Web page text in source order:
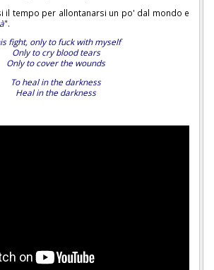
il tempo per allontanarsi un po' dal mondo e
".
fight, only to fuck with myself
Only to cry blood tears
Only to cover the wounds
To heal in the darkness
Heal in the darkness